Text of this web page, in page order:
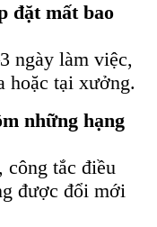
đặt mất bao
ngày làm việc,
hoặc tại xưởng.
những hạng
công tắc điều
được đổi mới